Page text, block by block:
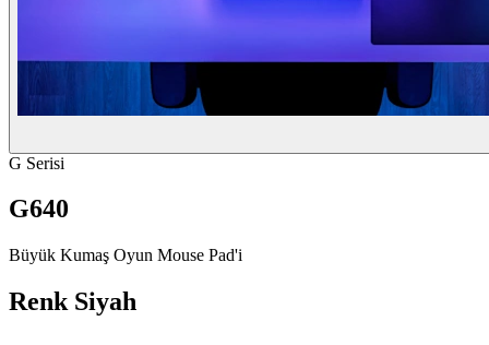
G Serisi
G640
Büyük Kumaş Oyun Mouse Pad'i
Renk Siyah